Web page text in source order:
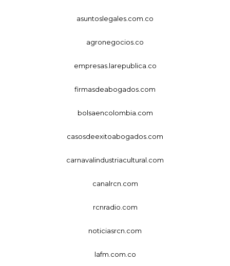
asuntoslegales.com.co
agronegocios.co
empresas.larepublica.co
firmasdeabogados.com
bolsaencolombia.com
casosdeexitoabogados.com
carnavalindustriacultural.com
canalrcn.com
rcnradio.com
noticiasrcn.com
lafm.com.co